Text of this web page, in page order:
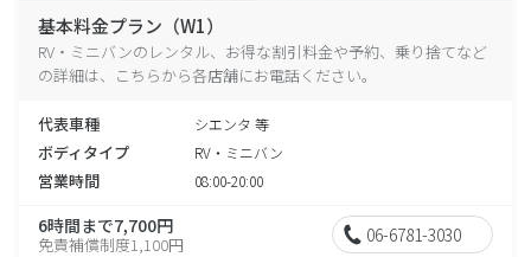
基本料金プラン（W1）
RV・ミニバンのレンタル、お得な割引料金や予約、乗り捨てなど
の詳細は、こちらから各店舗にお電話ください。
代表車種 シエンタ 等
ボディタイプ RV・ミニバン
営業時間 08:00-20:00
6時間まで7,700円
免責補償制度1,100円 06-6781-3030